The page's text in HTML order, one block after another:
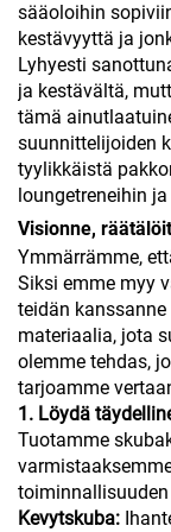
sääoloihin
kestävyyttä ja
Lyhyesti
ja kestävältä,
tämä
suunnittelijoiden
tyylikkäistä
loungetreneihin
Visionne,
Ymmärrämme,
Siksi emme myy
teidän
materiaalia, jota
olemme tehdas,
tarjoamme
1. Löydä
Tuotamme
Kevytskuba: